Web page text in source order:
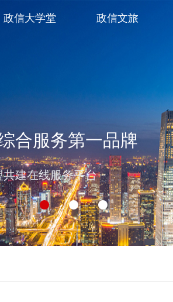
合服务第一品牌
建在线服务平台
政信大学堂 政信文旅